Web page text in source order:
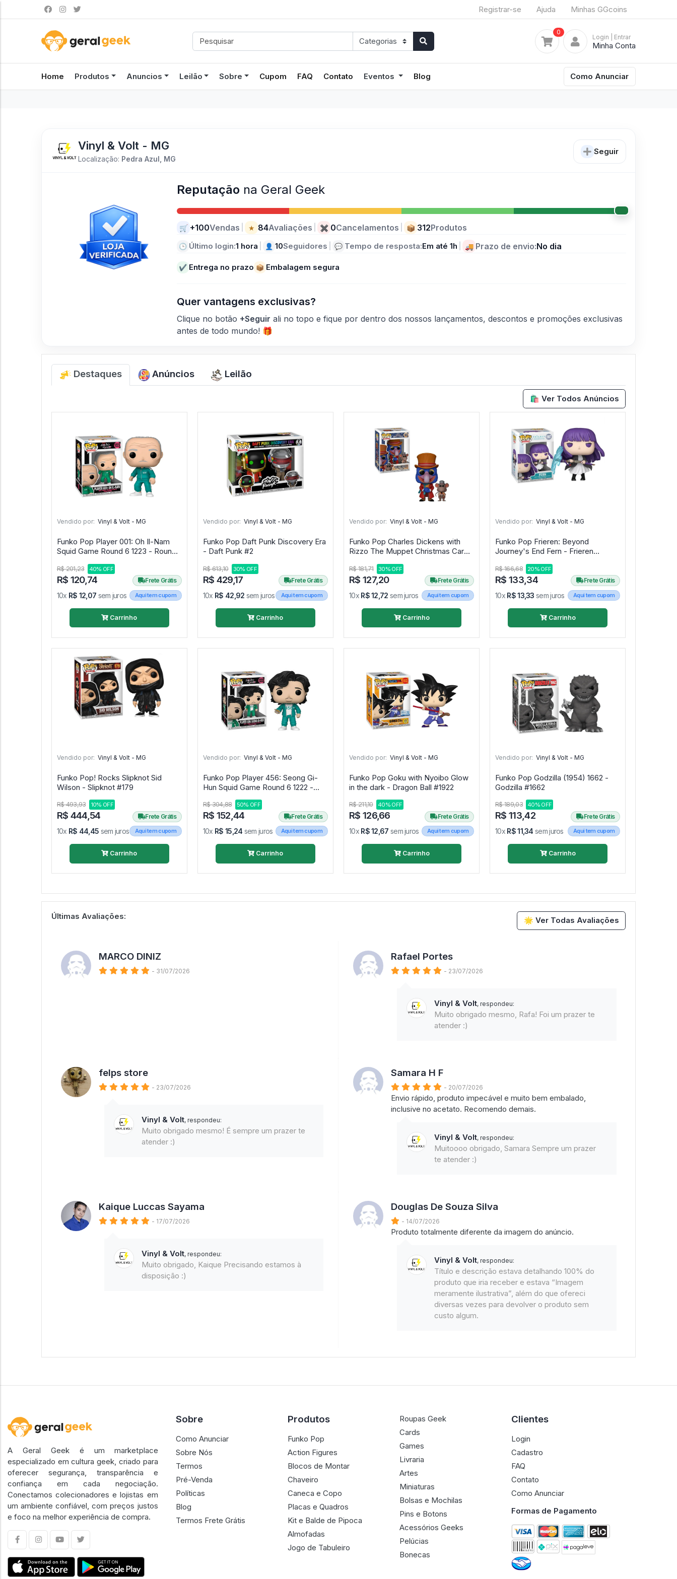
Registrar-se Ajuda Minhas GGcoins
0
Login | Entrar
Minha Conta
Home Produtos Anuncios Leilão Sobre Cupom FAQ Contato Eventos Blog Como Anunciar
Vinyl & Volt - MG
Localização: Pedra Azul, MG
Seguir
Reputação na Geral Geek
🛒 +100Vendas ★ 84Avaliações ✖ 0Cancelamentos 📦 312Produtos
🕒 Último login:1 hora 👤 10Seguidores 💬 Tempo de resposta:Em até 1h 🚚 Prazo de envio:No dia
✔ Entrega no prazo 📦 Embalagem segura
Quer vantagens exclusivas?
Clique no botão +Seguir ali no topo e fique por dentro dos nossos lançamentos, descontos e promoções exclusivas
antes de todo mundo! 🎁
Destaques Anúncios Leilão
🛍️ Ver Todos Anúncios
Vendido por: Vinyl & Volt - MG
Funko Pop Player 001: Oh Il-Nam
Squid Game Round 6 1223 - Round
R$ 201,23 40% OFF
R$ 120,74
10x R$ 12,07 sem juros
Frete Grátis
Aqui tem cupom
Carrinho
Vendido por: Vinyl & Volt - MG
Funko Pop Daft Punk Discovery Era
- Daft Punk #2
R$ 613,10 30% OFF
R$ 429,17
10x R$ 42,92 sem juros
Frete Grátis
Aqui tem cupom
Carrinho
Vendido por: Vinyl & Volt - MG
Funko Pop Charles Dickens with
Rizzo The Muppet Christmas Carol
Disney The Muppet Christmas
Carol #1456
R$ 181,71 30% OFF
R$ 127,20
10x R$ 12,72 sem juros
Frete Grátis
Aqui tem cupom
Carrinho
Vendido por: Vinyl & Volt - MG
Funko Pop Frieren: Beyond
Journey's End Fern - Frieren
R$ 166,68 20% OFF
R$ 133,34
10x R$ 13,33 sem juros
Frete Grátis
Aqui tem cupom
Carrinho
Vendido por: Vinyl & Volt - MG
Funko Pop! Rocks Slipknot Sid
Wilson - Slipknot #179
R$ 493,93 10% OFF
R$ 444,54
10x R$ 44,45 sem juros
Frete Grátis
Aqui tem cupom
Carrinho
Vendido por: Vinyl & Volt - MG
Funko Pop Player 456: Seong Gi-
Hun Squid Game Round 6 1222 -
R$ 304,88 50% OFF
R$ 152,44
10x R$ 15,24 sem juros
Frete Grátis
Aqui tem cupom
Carrinho
Vendido por: Vinyl & Volt - MG
Funko Pop Goku with Nyoibo Glow
in the dark - Dragon Ball #1922
R$ 211,10 40% OFF
R$ 126,66
10x R$ 12,67 sem juros
Frete Grátis
Aqui tem cupom
Carrinho
Vendido por: Vinyl & Volt - MG
Funko Pop Godzilla (1954) 1662 -
Godzilla #1662
R$ 189,03 40% OFF
R$ 113,42
10x R$ 11,34 sem juros
Frete Grátis
Aqui tem cupom
Carrinho
🌟 Ver Todas Avaliações
Últimas Avaliações:
MARCO DINIZ
- 31/07/2026
Rafael Portes
- 23/07/2026
Vinyl & Volt, respondeu:
Muito obrigado mesmo, Rafa! Foi um prazer te
atender :)
felps store
- 23/07/2026
Vinyl & Volt, respondeu:
Muito obrigado mesmo! É sempre um prazer te
atender :)
Samara H F
- 20/07/2026
Envio rápido, produto impecável e muito bem embalado,
inclusive no acetato. Recomendo demais.
Vinyl & Volt, respondeu:
Muitoooo obrigado, Samara Sempre um prazer
te atender :)
Kaique Luccas Sayama
- 17/07/2026
Vinyl & Volt, respondeu:
Muito obrigado, Kaique Precisando estamos à
disposição :)
Douglas De Souza Silva
- 14/07/2026
Produto totalmente diferente da imagem do anúncio.
Vinyl & Volt, respondeu:
Título e descrição estava detalhando 100% do
produto que iria receber e estava “Imagem
meramente ilustrativa”, além do que ofereci
diversas vezes para devolver o produto sem
custo algum.
A Geral Geek é um marketplace
especializado em cultura geek, criado para
oferecer segurança, transparência e
confiança em cada negociação.
Conectamos colecionadores e lojistas em
um ambiente confiável, com preços justos
e foco na melhor experiência de compra.
Sobre
Como Anunciar
Sobre Nós
Termos
Pré-Venda
Políticas
Blog
Termos Frete Grátis
Produtos
Funko Pop
Action Figures
Blocos de Montar
Chaveiro
Caneca e Copo
Placas e Quadros
Kit e Balde de Pipoca
Almofadas
Jogo de Tabuleiro
Roupas Geek
Cards
Games
Livraria
Artes
Miniaturas
Bolsas e Mochilas
Pins e Botons
Acessórios Geeks
Pelúcias
Bonecas
Clientes
Login
Cadastro
FAQ
Contato
Como Anunciar
Formas de Pagamento